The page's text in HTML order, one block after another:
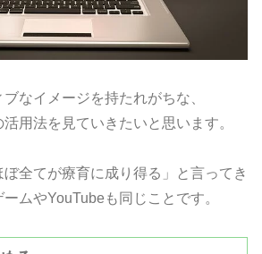
なイメージを持たれがちな、
用法を見ていきたいと思います。
全てが療育に成り得る」と言ってき
ムやYouTubeも同じことです。